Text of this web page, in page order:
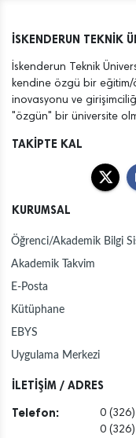
İSKENDERUN TEKNİK
İskenderun Teknik
kendine özgü bir
inovasyonu ve
"özgün" bir üniversite
TAKİPTE KAL
KURUMSAL
Öğrenci/Akademik Bilgi
Akademik Takvim
E-Posta
Kütüphane
EBYS
Uygulama Merkezi
İLETİŞİM / ADRES
Telefon:
0
0 (326)